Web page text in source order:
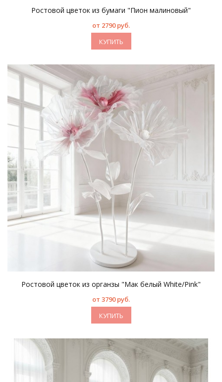
Ростовой цветок из бумаги "Пион малиновый"
от 2790 руб.
КУПИТЬ
Ростовой цветок из органзы "Мак белый White/Pink"
от 3790 руб.
КУПИТЬ